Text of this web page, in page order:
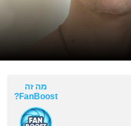
מה זה
FanBoost?